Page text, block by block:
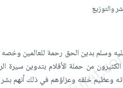
والتوزيع
وسلم بدين الحق رحمة للعالمين
من حملة الأقلام بتدوين سيرة
وعظيم خلقه وعزاؤهم في ذلك أنهم بشر